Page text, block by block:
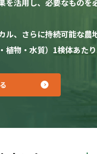
を活用し、必要なもの
、さらに持続可能な農
植物・水質）1検体あた